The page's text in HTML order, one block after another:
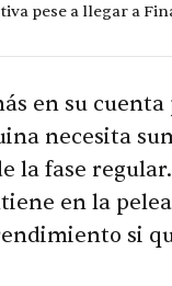
pese a llegar a
en su cuenta
necesita
la fase
en la
si